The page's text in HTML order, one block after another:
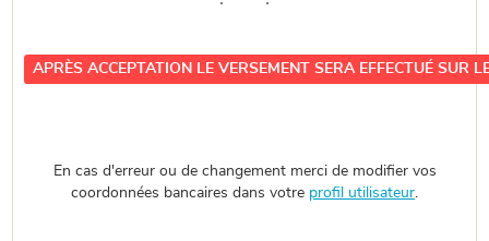
APRÈS ACCEPTATION LE VERSEMENT SERA EFFECTUÉ SUR
En cas d'erreur ou de changement merci de modifier vos
coordonnées bancaires dans votre profil utilisateur.